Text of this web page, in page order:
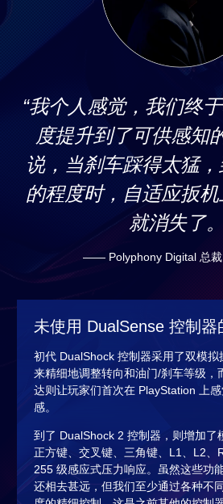
“我个人感觉，我们终
度提升到了可供感知
说，当刹车踩得太猛
的程度时，自适应扳
就消失了
—— Polyphony Digital 总裁
未使用 DualSense 控制器
初代 DualShock 控制器采用了双模拟
来精细地调整转向和油门/刹车等级，
达则让玩家们首次在 PlayStation 上
感。
到了 DualShock 2 控制器，则增加了
正方键、交叉键、三角键、L1、L2、
255 级感应式压力响应。虽然这些功
还相去甚远，但我们至少通过各种不